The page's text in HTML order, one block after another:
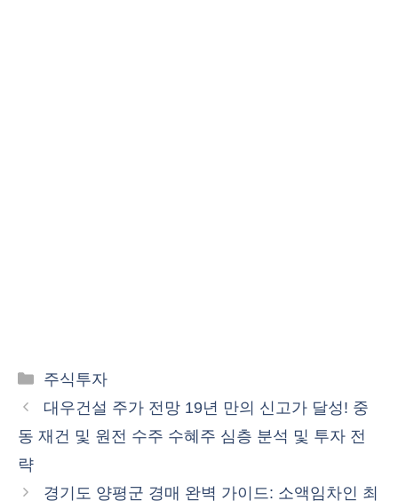
카
테
리
주식투자
대우건설 주가 전망 19년 만의 신고가 달성! 중
동 재건 및 원전 수주 수혜주 심층 분석 및 투자 전
략
경기도 양평군 경매 완벽 가이드: 소액임차인 최